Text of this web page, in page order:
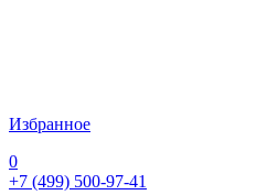
Избранное
0
+7 (499) 500-97-41